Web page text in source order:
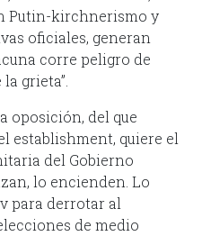
Putin-kirchnerismo y
oficiales, generan
corre peligro de
grieta”.
oposición, del que
establishment, quiere el
del Gobierno
lo encienden. Lo
para derrotar al
de medio